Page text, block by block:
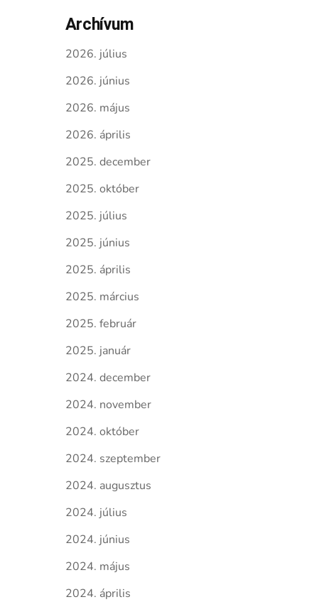
Archívum
2026. július
2026. június
2026. május
2026. április
2025. december
2025. október
2025. július
2025. június
2025. április
2025. március
2025. február
2025. január
2024. december
2024. november
2024. október
2024. szeptember
2024. augusztus
2024. július
2024. június
2024. május
2024. április